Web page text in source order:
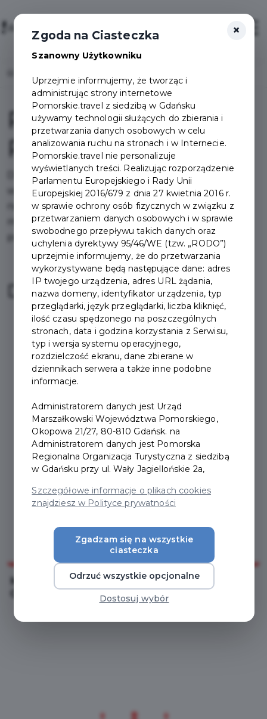
Login/Rejestracja
Pakiet Odkrywca
Premium
Dla pasjonatów zwiedzania opracowaliśmy
wyjątkowy pakiet atrakcji, które zaspokoją nawet
największy głód wiedzy. Archeologia, historia,
marynistyka, przyroda czy sztuka - wszystko to
przeplata się w Gdańsku.
Darmowe wejścia:
Muzeum Gdańska - Muzeum Nauki
Gdańskiej
×
Zgoda na Ciasteczka
Szanowny Użytkowniku
Uprzejmie informujemy, że tworząc i
administrując strony internetowe
Pomorskie.travel z siedzibą w Gdańsku
używamy technologii służących do zbierania i
przetwarzania danych osobowych w celu
analizowania ruchu na stronach i w Internecie.
Pomorskie.travel nie personalizuje
wyświetlanych treści. Realizując rozporządzenie
Parlamentu Europejskiego i Rady Unii
Europejskiej 2016/679 z dnia 27 kwietnia 2016 r.
w sprawie ochrony osób fizycznych w związku z
przetwarzaniem danych osobowych i w sprawie
swobodnego przepływu takich danych oraz
uchylenia dyrektywy 95/46/WE (tzw. „RODO”)
uprzejmie informujemy, że do przetwarzania
wykorzystywane będą następujące dane: adres
IP twojego urządzenia, adres URL żądania,
nazwa domeny, identyfikator urządzenia, typ
przeglądarki, język przeglądarki, liczba kliknięć,
ilość czasu spędzonego na poszczególnych
stronach, data i godzina korzystania z Serwisu,
typ i wersja systemu operacyjnego,
rozdzielczość ekranu, dane zbierane w
dziennikach serwera a także inne podobne
informacje.
Administratorem danych jest Urząd
Marszałkowski Województwa Pomorskiego,
Okopowa 21/27, 80-810 Gdańsk. na
Administratorem danych jest Pomorska
Regionalna Organizacja Turystyczna z siedzibą
w Gdańsku przy ul. Wały Jagiellońskie 2a,
Szczegółowe informacje o plikach cookies
znajdziesz w Polityce prywatności
Zgadzam się na wszystkie
ciasteczka
Odrzuć wszystkie opcjonalne
Dostosuj wybór